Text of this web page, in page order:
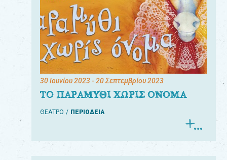
30 Ιουνίου 2023- 20 Σεπτεμβρίου 2023
ΤΟ ΠΑΡΑΜΥΘΙ ΧΩΡΙΣ ΟΝΟΜΑ
ΘΕΑΤΡΟ ΠΕΡΙΟΔΕΙΑ